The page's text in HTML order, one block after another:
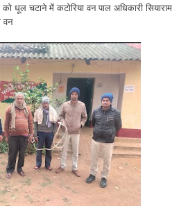
धूल चटाने में कटोरिया वन पाल अधिकारी सियाराम
वन